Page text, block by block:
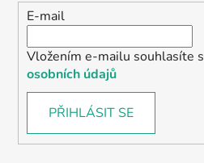
E-mail
Vložením e-mailu souhlasíte s
osobních údajů
PŘIHLÁSIT SE